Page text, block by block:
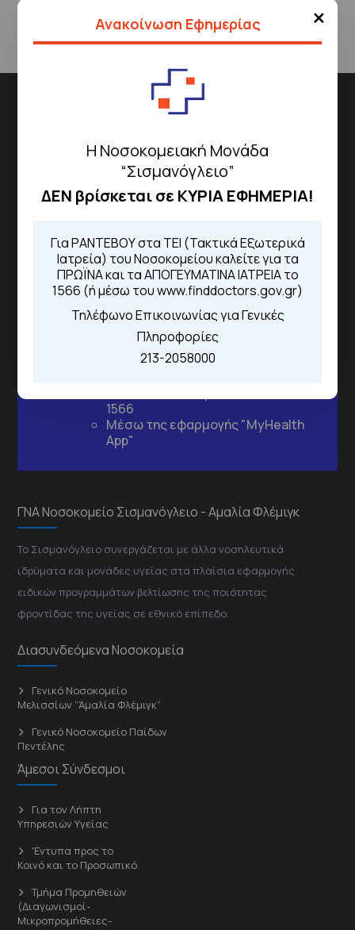
×
Ανακοίνωση Εφημερίας
Η Νοσοκομειακή Μονάδα
“Σισμανόγλειο”
ΔΕΝ βρίσκεται σε ΚΥΡΙΑ ΕΦΗΜΕΡΙΑ!
Για ΡΑΝΤΕΒΟΥ στα ΤΕΙ (Τακτικά Εξωτερικά
Ιατρεία) του Νοσοκομείου καλείτε για τα
ΠΡΩΪΝΑ και τα ΑΠΟΓΕΥΜΑΤΙΝΑ ΙΑΤΡΕΙΑ το
1566 (ή μέσω του www.finddoctors.gov.gr)
Τηλέφωνο Επικοινωνίας για Γενικές
Πληροφορίες
213-2058000
Διεύθυνση
Σισμανόγλειου 1,
Μαρούσι 151 26,Χάρτης
Περιοχής
Πως να έρθετε με ΜΜΜ
Τηλέφωνα για Ραντεβού
Για τα πρωινά και τα απογευματινά
1566
Μέσω της εφαρμογής "MyHealth
App"
ΓΝΑ Νοσοκομείο Σισμανόγλειο - Αμαλία Φλέμιγκ
Το Σισμανόγλειο συνεργάζεται με άλλα νοσηλευτικά
ιδρύματα και μονάδες υγείας στα πλαίσια εφαρμογής
ειδικών προγραμμάτων βελτίωσης της ποιότητας
φροντίδας της υγείας σε εθνικό επίπεδο.
Διασυνδεόμενα Νοσοκομεία
Γενικό Νοσοκομείο
Μελισσίων “Άμαλία Φλέμιγκ”
Γενικό Νοσοκομείο Παίδων
Πεντέλης
Άμεσοι Σύνδεσμοι
Για τον Λήπτη
Υπηρεσιών Υγείας
'Εντυπα προς το
Κοινό και το Προσωπικό
Τμήμα Προμηθειών
(Διαγωνισμοί-
Μικροπρομήθειες-